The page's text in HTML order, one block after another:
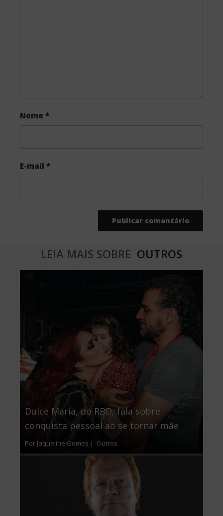
Nome *
E-mail *
LEIA MAIS SOBRE OUTROS
Dulce María, do RBD, fala sobre
conquista pessoal ao se tornar mãe
Por Jaqueline Gomes | Outros